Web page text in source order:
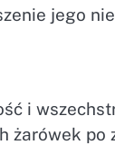
jego
i
żarówek po